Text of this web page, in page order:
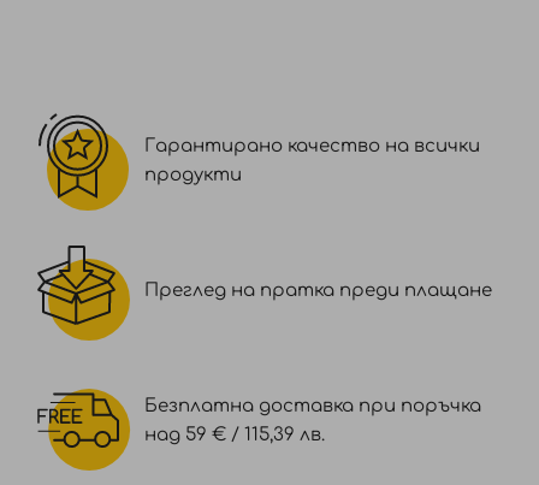
Гарантирано качество на всички
продукти
Преглед на пратка преди плащане
Безплатна доставка при поръчка
над 59 € / 115,39 лв.